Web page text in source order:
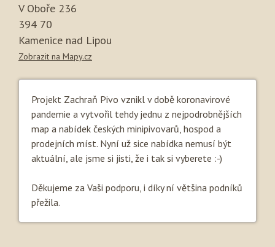
V Oboře 236
394 70
Kamenice nad Lipou
Zobrazit na Mapy.cz
Projekt Zachraň Pivo vznikl v době koronavirové
pandemie a vytvořil tehdy jednu z nejpodrobnějších
map a nabídek českých minipivovarů, hospod a
prodejních míst. Nyní už sice nabídka nemusí být
aktuální, ale jsme si jisti, že i tak si vyberete :-)
Děkujeme za Vaši podporu, i díky ní většina podníků
přežila.